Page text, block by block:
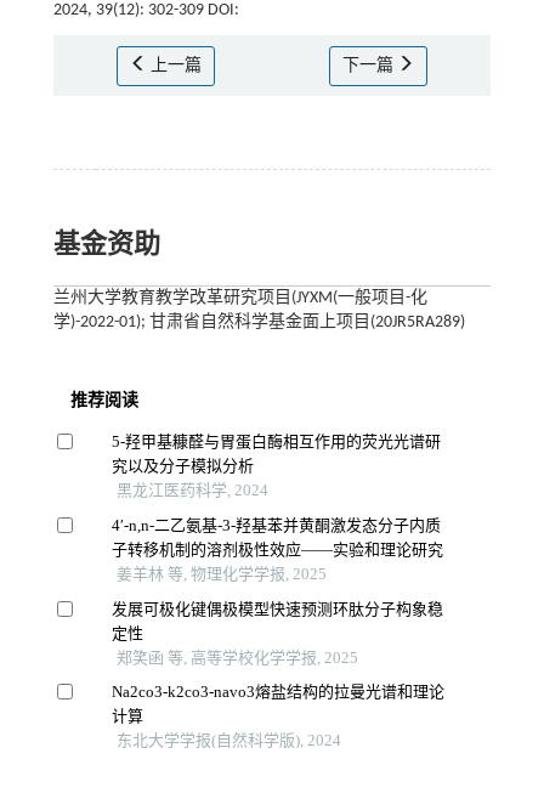
2024, 39(12): 302-309 DOI:
上一篇 下一篇
基金资助
兰州大学教育教学改革研究项目(JYXM(一般项目-化
学)-2022-01); 甘肃省自然科学基金面上项目(20JR5RA289)